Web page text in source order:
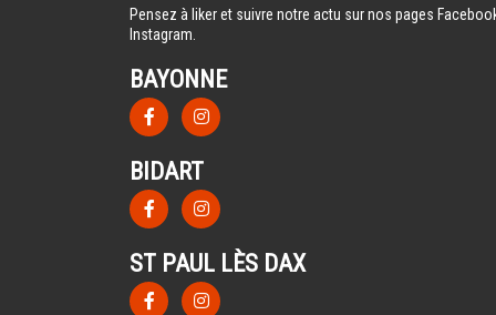
Pensez à liker et suivre notre actu sur nos pages
Instagram.
BAYONNE
BIDART
ST PAUL LÈS DAX